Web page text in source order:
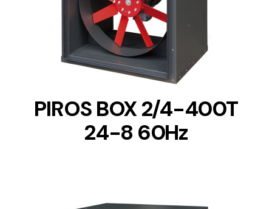
DETAILS
PIROS BOX 2/4-400T
24-8 60Hz